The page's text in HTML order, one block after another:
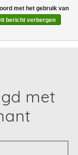
Verlanglijst
met
met het gebruik van
bericht verbergen